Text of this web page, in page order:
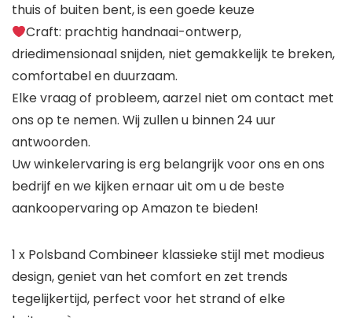
thuis of buiten bent, is een goede keuze
Craft: prachtig handnaai-ontwerp,
driedimensionaal snijden, niet gemakkelijk te breken,
comfortabel en duurzaam.
Elke vraag of probleem, aarzel niet om contact met
ons op te nemen. Wij zullen u binnen 24 uur
antwoorden.
Uw winkelervaring is erg belangrijk voor ons en ons
bedrijf en we kijken ernaar uit om u de beste
aankoopervaring op Amazon te bieden!
1 x Polsband Combineer klassieke stijl met modieus
design, geniet van het comfort en zet trends
tegelijkertijd, perfect voor het strand of elke